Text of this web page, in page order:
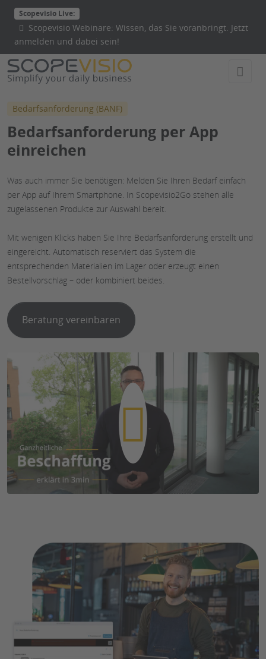
Direkt
zum
Inhalt
wechseln
Scopevisio Live:
Scopevisio Webinare: Wissen, das Sie voranbringt. Jetzt
anmelden und dabei sein!
Bedarfsanforderung (BANF)
Bedarfsanforderung per App
einreichen
Was auch immer Sie benötigen: Melden Sie Ihren Bedarf einfach
per App auf Ihrem Smartphone. In Scopevisio2Go stehen alle
zugelassenen Produkte zur Auswahl bereit.
Mit wenigen Klicks haben Sie Ihre Bedarfsanforderung erstellt und
eingereicht. Automatisch reserviert das System die
entsprechenden Materialien im Lager oder erzeugt einen
Bestellvorschlag – oder kombiniert beides.
Beratung vereinbaren